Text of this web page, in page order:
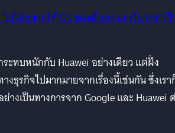
ไม่ได้อยากใช้OSของตัวเองยกเว้นว่าจำเ
ระทบหนักกับ Huawei อย่างเดียว แต่ฝั่ง
งธุรกิจไปมากมายจากเรื่องนี้เช่นกัน ซึ่งเร
างเป็นทางการจาก Google และ Huawei